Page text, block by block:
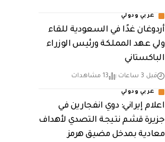
عربي ودولي
أردوغان غدًا في السعودية للقاء
ولي عهد المملكة ورئيس الوزراء
الباكستاني
قبل 3 ساعات 13 مشاهدات
عربي ودولي
اعلام إيراني: دوي انفجارين في
جزيرة قشم نتيجة التصدي لأهداف
معادية بمدخل مضيق هرمز